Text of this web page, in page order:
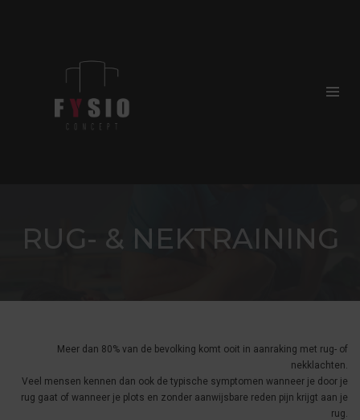
RUG- & NEKTRAINING
Meer dan 80% van de bevolking komt ooit in aanraking met rug- of
nekklachten.
Veel mensen kennen dan ook de typische symptomen wanneer je door je
rug gaat of wanneer je plots en zonder aanwijsbare reden pijn krijgt aan je
rug.